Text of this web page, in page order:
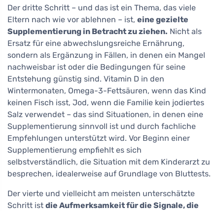
Der dritte Schritt – und das ist ein Thema, das viele
Eltern nach wie vor ablehnen – ist, eine gezielte
Supplementierung in Betracht zu ziehen. Nicht als
Ersatz für eine abwechslungsreiche Ernährung,
sondern als Ergänzung in Fällen, in denen ein Mangel
nachweisbar ist oder die Bedingungen für seine
Entstehung günstig sind. Vitamin D in den
Wintermonaten, Omega-3-Fettsäuren, wenn das Kind
keinen Fisch isst, Jod, wenn die Familie kein jodiertes
Salz verwendet – das sind Situationen, in denen eine
Supplementierung sinnvoll ist und durch fachliche
Empfehlungen unterstützt wird. Vor Beginn einer
Supplementierung empfiehlt es sich
selbstverständlich, die Situation mit dem Kinderarzt zu
besprechen, idealerweise auf Grundlage von Bluttests.
Der vierte und vielleicht am meisten unterschätzte
Schritt ist die Aufmerksamkeit für die Signale, die